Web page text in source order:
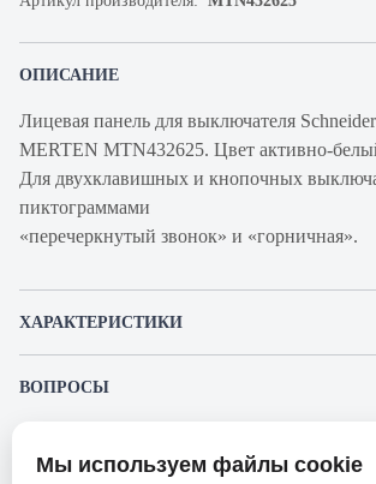
ОПИСАНИЕ
Лицевая панель для выключателя
MERTEN MTN432625. Цвет активно-
Для двухклавишных и кнопочных
пиктограммами
«перечеркнутый звонок» и «горничная».
ХАРАКТЕРИСТИКИ
Производитель
ВОПРОСЫ
Представленные изображения и характеристики могут
Мы используем файлы cookie